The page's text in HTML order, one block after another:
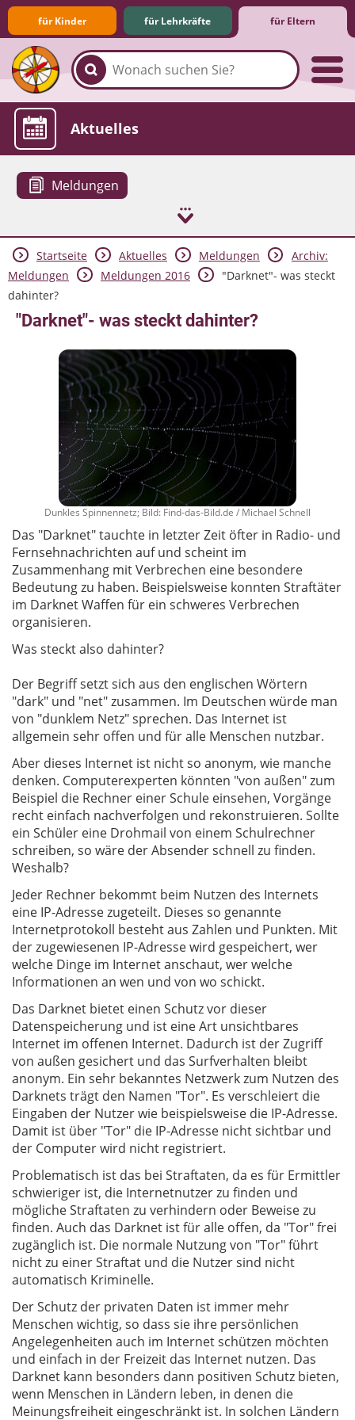
für Kinder für Lehrkräfte für Eltern
Familie & Medien
Spieletipps & Lernsoftware
Die Jüngsten im Netz
Lexikon
Aktuelles
Meldungen
Startseite Aktuelles Meldungen
Archiv:
Meldungen
Meldungen 2016
"Darknet"- was steckt
dahinter?
"Darknet"- was steckt dahinter?
Dunkles Spinnennetz; Bild: Find-das-Bild.de / Michael Schnell
Das "Darknet" tauchte in letzter Zeit öfter in Radio- und
Fernsehnachrichten auf und scheint im
Zusammenhang mit Verbrechen eine besondere
Bedeutung zu haben. Beispielsweise konnten Straftäter
im Darknet Waffen für ein schweres Verbrechen
organisieren.
Was steckt also dahinter?
Der Begriff setzt sich aus den englischen Wörtern
"dark" und "net" zusammen. Im Deutschen würde man
von "dunklem Netz" sprechen. Das Internet ist
allgemein sehr offen und für alle Menschen nutzbar.
Aber dieses Internet ist nicht so anonym, wie manche
denken. Computerexperten könnten "von außen" zum
Beispiel die Rechner einer Schule einsehen, Vorgänge
recht einfach nachverfolgen und rekonstruieren. Sollte
ein Schüler eine Drohmail von einem Schulrechner
schreiben, so wäre der Absender schnell zu finden.
Weshalb?
Jeder Rechner bekommt beim Nutzen des Internets
eine IP-Adresse zugeteilt. Dieses so genannte
Internetprotokoll besteht aus Zahlen und Punkten. Mit
der zugewiesenen IP-Adresse wird gespeichert, wer
welche Dinge im Internet anschaut, wer welche
Informationen an wen und von wo schickt.
Das Darknet bietet einen Schutz vor dieser
Datenspeicherung und ist eine Art unsichtbares
Internet im offenen Internet. Dadurch ist der Zugriff
von außen gesichert und das Surfverhalten bleibt
anonym. Ein sehr bekanntes Netzwerk zum Nutzen des
Darknets trägt den Namen "Tor". Es verschleiert die
Eingaben der Nutzer wie beispielsweise die IP-Adresse.
Damit ist über "Tor" die IP-Adresse nicht sichtbar und
der Computer wird nicht registriert.
Problematisch ist das bei Straftaten, da es für Ermittler
schwieriger ist, die Internetnutzer zu finden und
mögliche Straftaten zu verhindern oder Beweise zu
finden. Auch das Darknet ist für alle offen, da "Tor" frei
zugänglich ist. Die normale Nutzung von "Tor" führt
nicht zu einer Straftat und die Nutzer sind nicht
automatisch Kriminelle.
Der Schutz der privaten Daten ist immer mehr
Menschen wichtig, so dass sie ihre persönlichen
Angelegenheiten auch im Internet schützen möchten
und einfach in der Freizeit das Internet nutzen. Das
Darknet kann besonders dann positiven Schutz bieten,
wenn Menschen in Ländern leben, in denen die
Meinungsfreiheit eingeschränkt ist. In solchen Ländern